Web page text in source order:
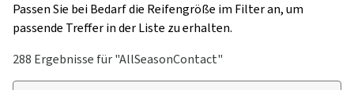
Passen Sie bei Bedarf die Reifengröße im Filter an, um
passende Treffer in der Liste zu erhalten.
288 Ergebnisse für "AllSeasonContact"